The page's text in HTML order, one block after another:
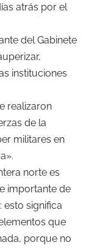
atrás por el
del Gabinete
instituciones
realizaron
de la
militares en
norte es
importante de
esto significa
que
porque no